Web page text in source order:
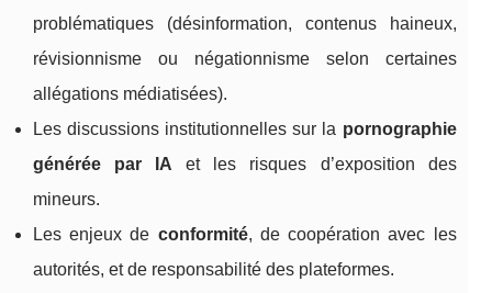
problématiques (désinformation, contenus haineux,
révisionnisme ou négationnisme selon certaines
allégations médiatisées).
Les discussions institutionnelles sur la pornographie
générée par IA et les risques d’exposition des
mineurs.
Les enjeux de conformité, de coopération avec les
autorités, et de responsabilité des plateformes.